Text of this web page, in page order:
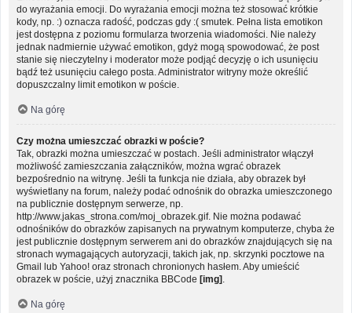
do wyrażania emocji. Do wyrażania emocji można też stosować krótkie
kody, np. :) oznacza radość, podczas gdy :( smutek. Pełna lista emotikon
jest dostępna z poziomu formularza tworzenia wiadomości. Nie należy
jednak nadmiernie używać emotikon, gdyż mogą spowodować, że post
stanie się nieczytelny i moderator może podjąć decyzję o ich usunięciu
bądź też usunięciu całego posta. Administrator witryny może określić
dopuszczalny limit emotikon w poście.
Na górę
Czy można umieszczać obrazki w poście?
Tak, obrazki można umieszczać w postach. Jeśli administrator włączył
możliwość zamieszczania załączników, można wgrać obrazek
bezpośrednio na witrynę. Jeśli ta funkcja nie działa, aby obrazek był
wyświetlany na forum, należy podać odnośnik do obrazka umieszczonego
na publicznie dostępnym serwerze, np.
http://www.jakas_strona.com/moj_obrazek.gif. Nie można podawać
odnośników do obrazków zapisanych na prywatnym komputerze, chyba że
jest publicznie dostępnym serwerem ani do obrazków znajdujących się na
stronach wymagających autoryzacji, takich jak, np. skrzynki pocztowe na
Gmail lub Yahoo! oraz stronach chronionych hasłem. Aby umieścić
obrazek w poście, użyj znacznika BBCode [img]
Na górę